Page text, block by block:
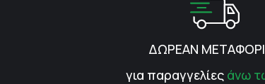
ΔΩΡΕΑΝ
για παραγγελίες άνω